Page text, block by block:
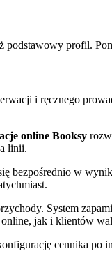
profil.
i ręcznego
online Booksy
linii.
bezpośrednio w
System
jak i klientów
cennika po